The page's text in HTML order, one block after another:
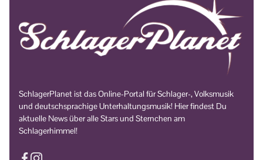
SchlagerPlanet ist das Online-Portal für Schlager-, Volksmusik
und deutschsprachige Unterhaltungsmusik! Hier findest Du
aktuelle News über alle Stars und Sternchen am
Schlagerhimmel!